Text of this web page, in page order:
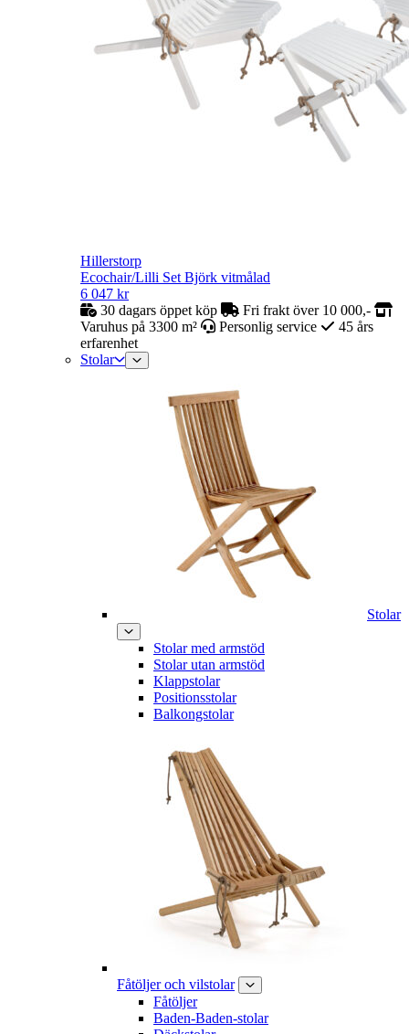
Hillerstorp
Ecochair/Lilli Set Björk vitmålad
6 047 kr
30 dagars öppet köp
Fri frakt över 10 000,-
Varuhus på 3300 m²
Personlig service
45 års
erfarenhet
Stolar
Stolar
Stolar med armstöd
Stolar utan armstöd
Klappstolar
Positionsstolar
Balkongstolar
Fåtöljer och vilstolar
Fåtöljer
Baden-Baden-stolar